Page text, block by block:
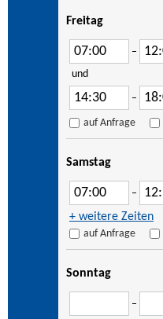
Freitag
–
und
–
auf Anfrage
Samstag
–
+ weitere Zeiten
auf Anfrage
Sonntag
–